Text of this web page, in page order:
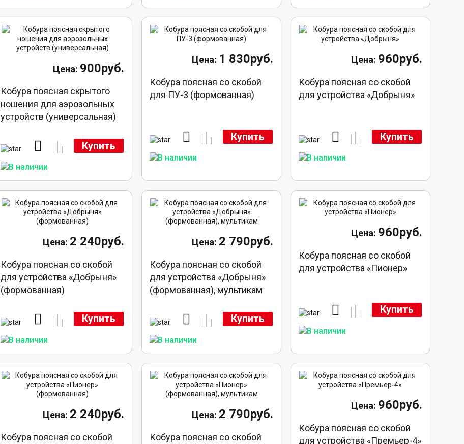
900руб.
Кобура поясная скрытого
ношения для аэрозольных
устройств (универсальная)
Купить
1 830руб.
Кобура поясная со скобой
для ПУ-3 (формованная)
Купить
960руб.
Кобура поясная со скобой
для устройства «Добрыня»
Купить
2 240руб.
Кобура поясная со скобой
для устройства «Добрыня»
(формованная)
Купить
2 790руб.
Кобура поясная со скобой
для устройства «Добрыня»
(формованная), мультикам
Купить
960руб.
Кобура поясная со скобой
для устройства «Пионер»
Купить
2 240руб.
Кобура поясная со скобой
2 790руб.
Кобура поясная со скобой
960руб.
Кобура поясная со скобой
для устройства «Премьер-4»